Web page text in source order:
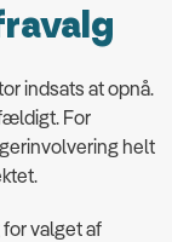
indsats at opnå.
For
helt
valget af